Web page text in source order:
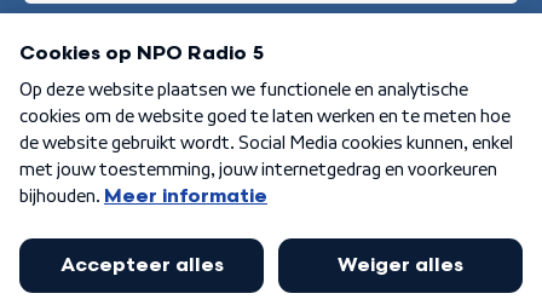
Aanmelden
Algemene voorwaarden